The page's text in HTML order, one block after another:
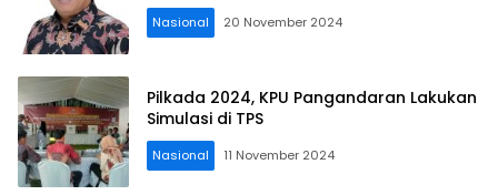
Nasional 20 November 2024
Pilkada 2024, KPU Pangandaran Lakukan
Simulasi di TPS
Nasional 11 November 2024